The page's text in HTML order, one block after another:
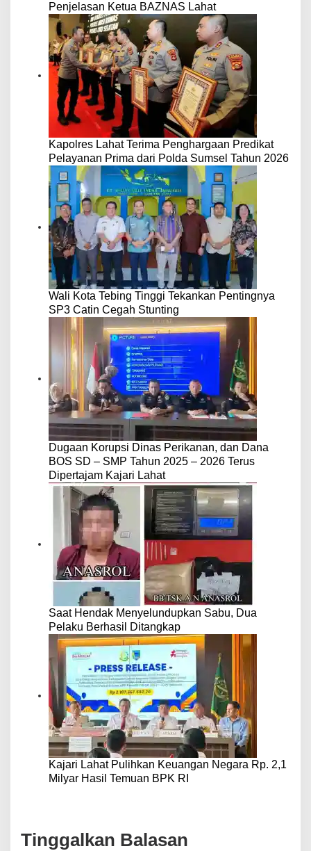
Penjelasan Ketua BAZNAS Lahat
Kapolres Lahat Terima Penghargaan Predikat
Pelayanan Prima dari Polda Sumsel Tahun 2026
Wali Kota Tebing Tinggi Tekankan Pentingnya
SP3 Catin Cegah Stunting
Dugaan Korupsi Dinas Perikanan, dan Dana
BOS SD – SMP Tahun 2025 – 2026 Terus
Dipertajam Kajari Lahat
Saat Hendak Menyelundupkan Sabu, Dua
Pelaku Berhasil Ditangkap
Kajari Lahat Pulihkan Keuangan Negara Rp. 2,1
Milyar Hasil Temuan BPK RI
Tinggalkan Balasan